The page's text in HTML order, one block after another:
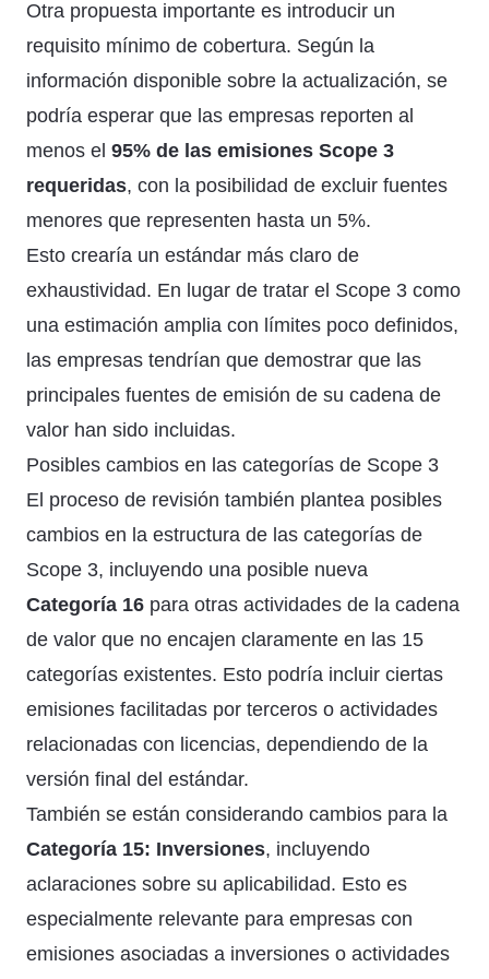
Otra propuesta importante es introducir un
requisito mínimo de cobertura. Según la
información disponible sobre la actualización, se
podría esperar que las empresas reporten al
menos el 95% de las emisiones Scope 3
requeridas, con la posibilidad de excluir fuentes
menores que representen hasta un 5%.
Esto crearía un estándar más claro de
exhaustividad. En lugar de tratar el Scope 3 como
una estimación amplia con límites poco definidos,
las empresas tendrían que demostrar que las
principales fuentes de emisión de su cadena de
valor han sido incluidas.
Posibles cambios en las categorías de Scope 3
El proceso de revisión también plantea posibles
cambios en la estructura de las categorías de
Scope 3, incluyendo una posible nueva
Categoría 16 para otras actividades de la cadena
de valor que no encajen claramente en las 15
categorías existentes. Esto podría incluir ciertas
emisiones facilitadas por terceros o actividades
relacionadas con licencias, dependiendo de la
versión final del estándar.
También se están considerando cambios para la
Categoría 15: Inversiones, incluyendo
aclaraciones sobre su aplicabilidad. Esto es
especialmente relevante para empresas con
emisiones asociadas a inversiones o actividades